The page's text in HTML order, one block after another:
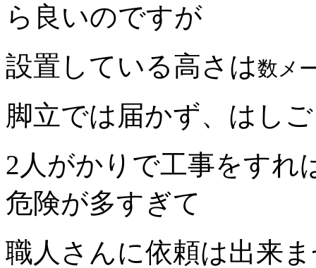
ら良いのですが
設置している高さは数メ
脚立では届かず、はし
2人がかりで工事をすれ
危険が多すぎて
職人さんに依頼は出来